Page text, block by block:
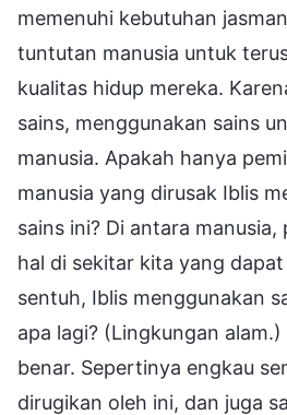
memenuhi kebutuhan
tuntutan manusia untuk
kualitas hidup mereka.
sains, menggunakan sains
manusia. Apakah hanya
manusia yang dirusak Iblis
sains ini? Di antara
hal di sekitar kita yang
sentuh, Iblis menggunakan
apa lagi? (Lingkungan alam.)
benar. Sepertinya engkau
dirugikan oleh ini, dan juga